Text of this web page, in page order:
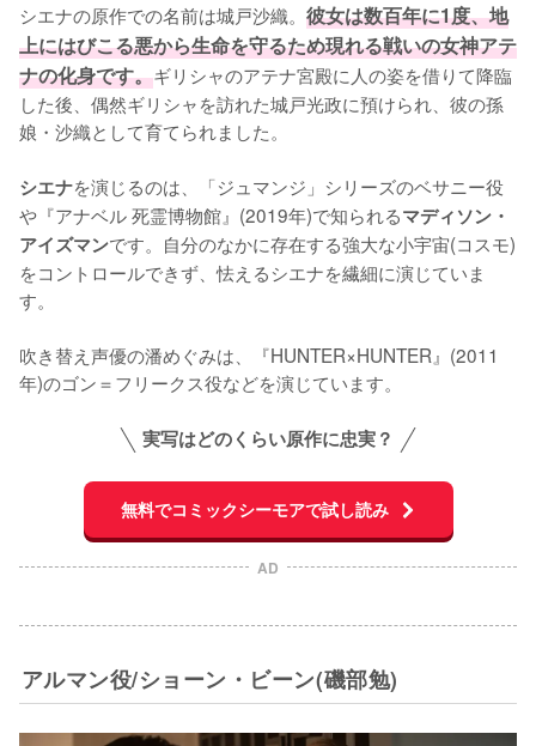
シエナの原作での名前は城戸沙織。 彼女は数百年に1度、地
上にはびこる悪から生命を守るため現れる戦いの女神アテ
ナの化身です。ギリシャのアテナ宮殿に人の姿を借りて降臨
した後、偶然ギリシャを訪れた城戸光政に預けられ、彼の孫
娘・沙織として育てられました。
シエナを演じるのは、「ジュマンジ」シリーズのベサニー役
や『アナベル 死霊博物館』(2019年)で知られるマディソン・
アイズマンです。自分のなかに存在する強大な小宇宙(コスモ)
をコントロールできず、怯えるシエナを繊細に演じていま
す。
吹き替え声優の潘めぐみは、『HUNTER×HUNTER』(2011
年)のゴン＝フリークス役などを演じています。
実写はどのくらい原作に忠実？
無料でコミックシーモアで試し読み
AD
アルマン役/ショーン・ビーン(磯部勉)